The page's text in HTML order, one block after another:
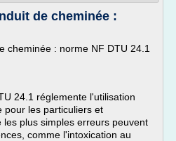
de cheminée :
cheminée : norme NF DTU 24.1
24.1 réglemente l'utilisation
pour les particuliers et
les plus simples erreurs peuvent
comme l'intoxication au